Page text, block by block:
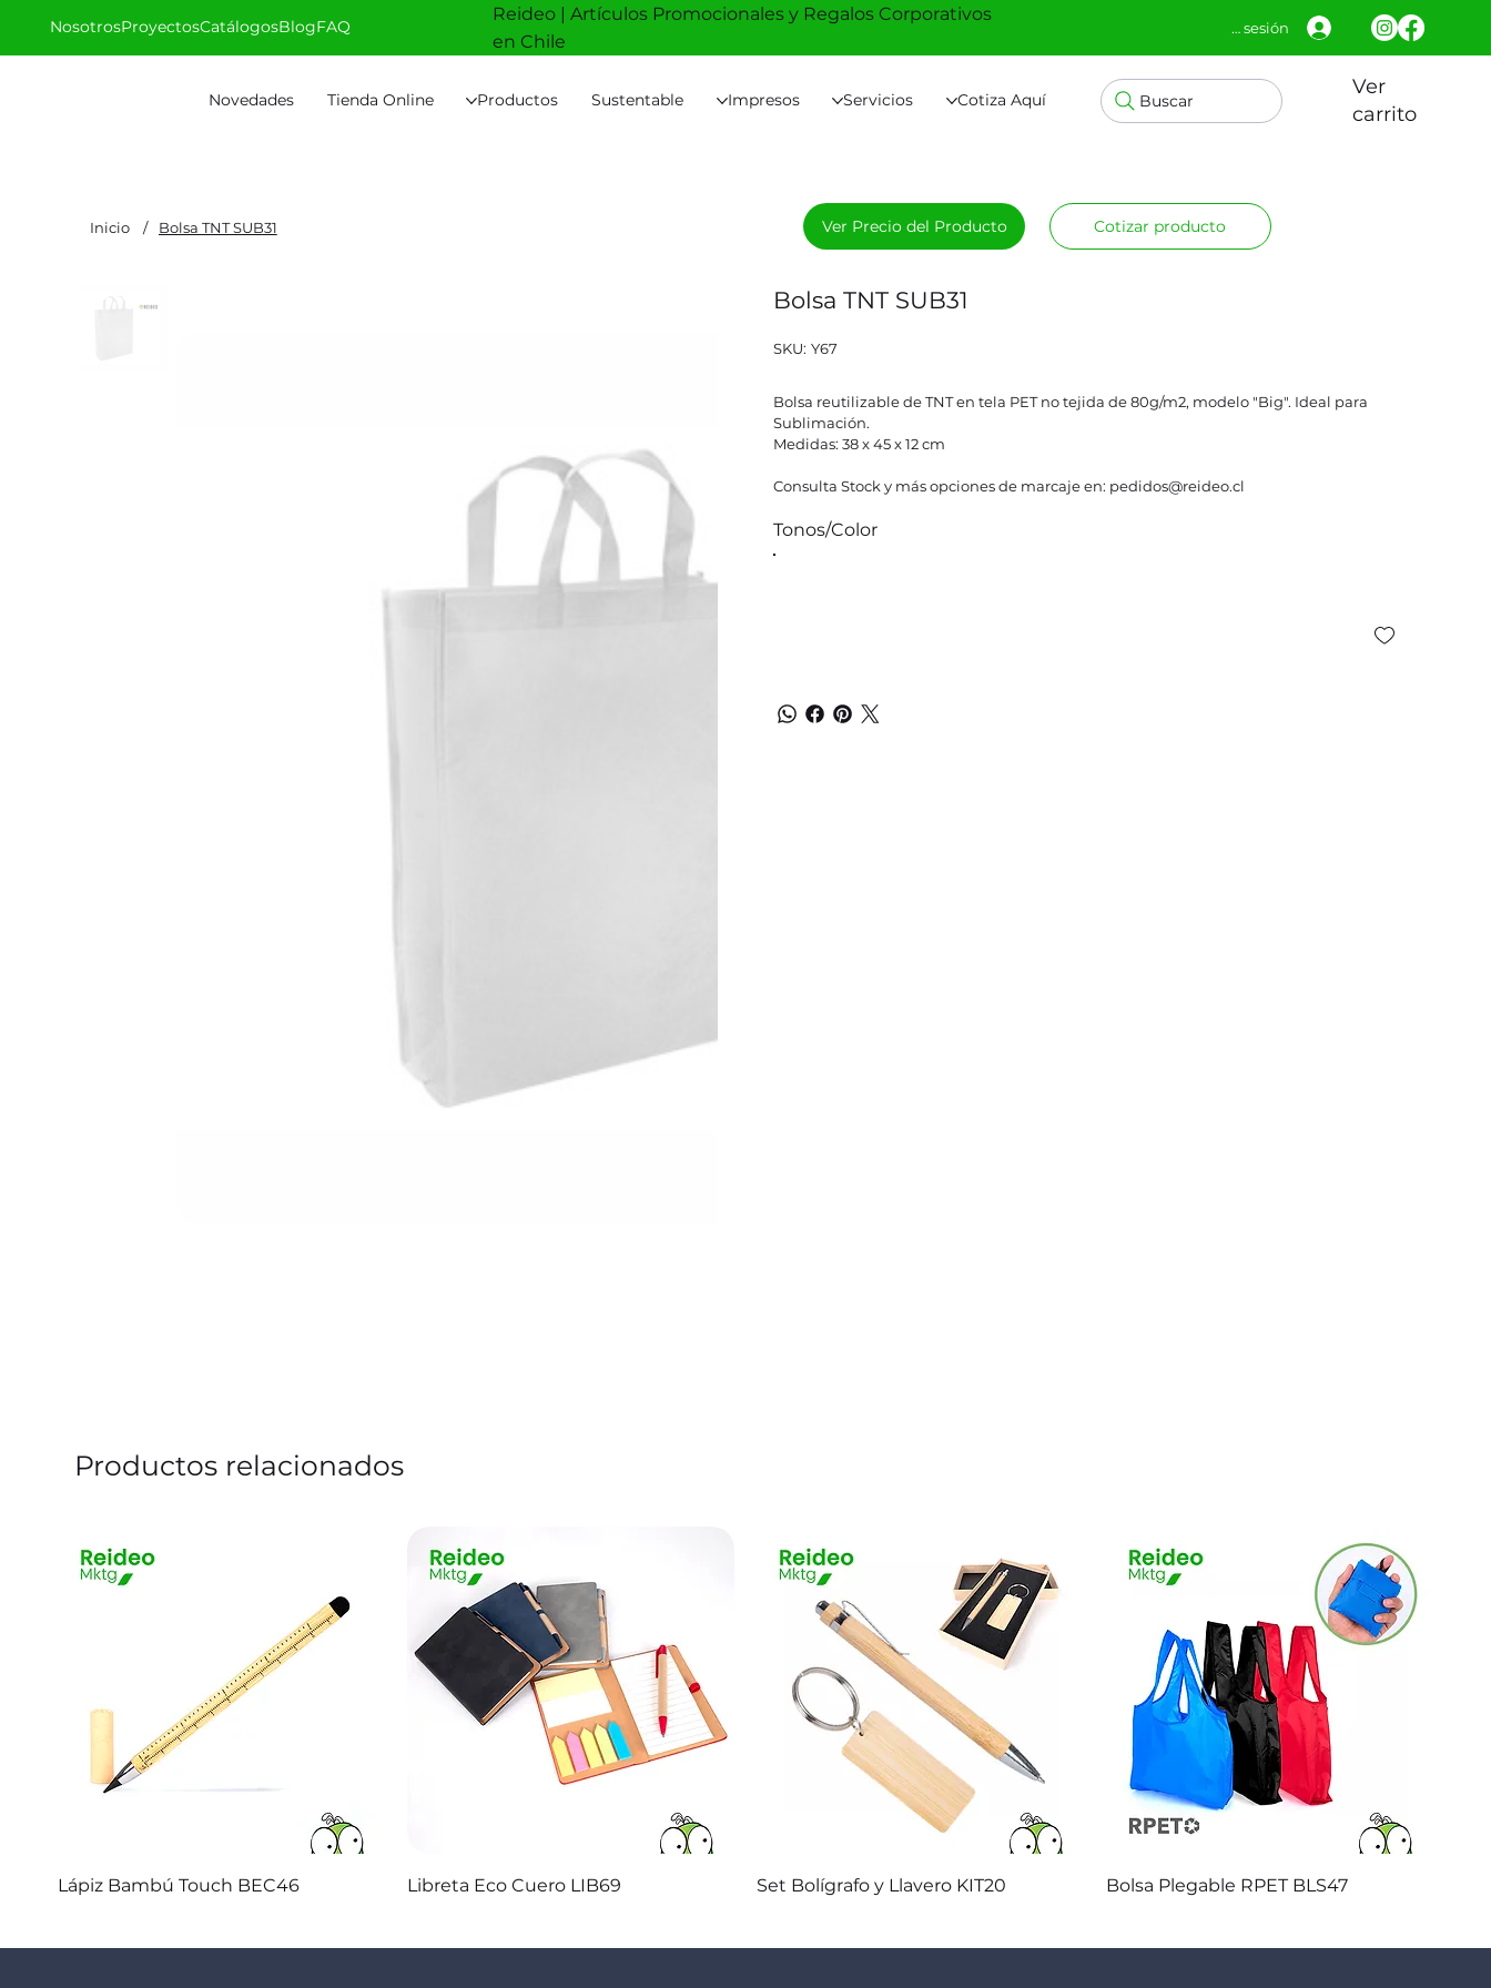
Novedades Tienda Online Productos Sustentable Impresos Servicios Cotiza Aquí Buscar
Ver
carrito
NosotrosProyectosCatálogosBlogFAQ
Reideo | Artículos Promocionales y Regalos Corporativos
en Chile
Iniciar sesión
Inicio / Bolsa TNT SUB31
Bolsa TNT SUB31
SKU: SKU
Y67
Y67
Bolsa reutilizable de TNT en tela PET no tejida de 80g/m2, modelo "Big". Ideal para
Sublimación.
Medidas: 38 x 45 x 12 cm
Consulta Stock y más opciones de marcaje en: pedidos@reideo.cl
Tonos/Color
Ver Precio del Producto Cotizar producto
Productos relacionados
Vista rápida
Lápiz Bambú Touch BEC46 Vista rápida
Libreta Eco Cuero LIB69 Vista rápida
Set Bolígrafo y Llavero KIT20 Vista rápida
Bolsa Plegable RPET BLS47